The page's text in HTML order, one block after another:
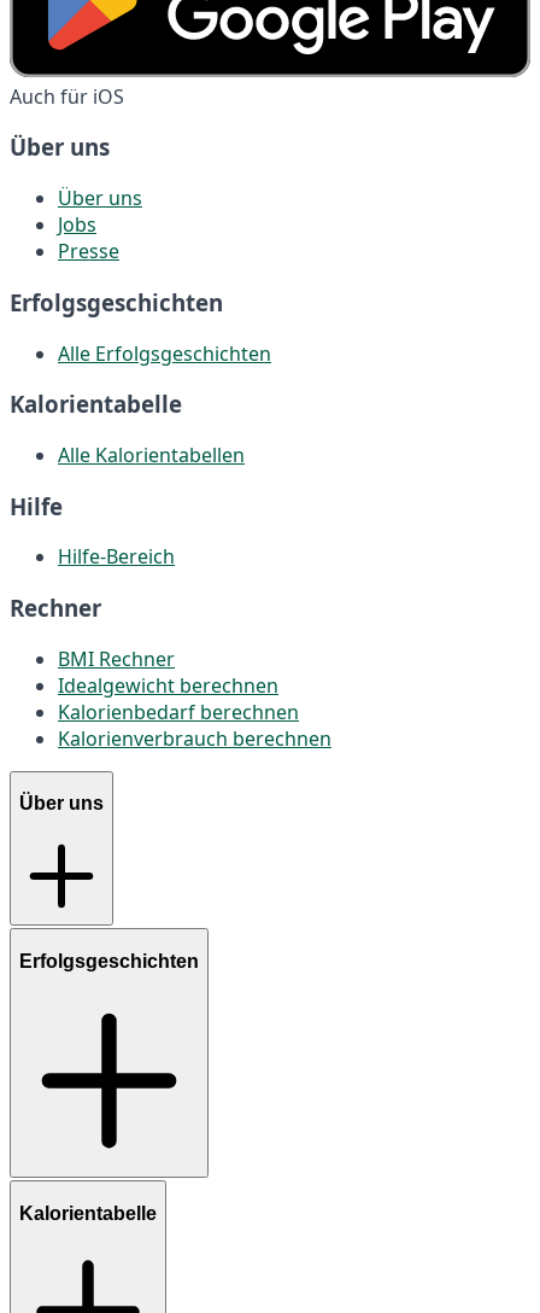
Auch für iOS
Über uns
Über uns
Jobs
Presse
Erfolgsgeschichten
Alle Erfolgsgeschichten
Kalorientabelle
Alle Kalorientabellen
Hilfe
Hilfe-Bereich
Rechner
BMI Rechner
Idealgewicht berechnen
Kalorienbedarf berechnen
Kalorienverbrauch berechnen
Über uns
Erfolgsgeschichten
Kalorientabelle